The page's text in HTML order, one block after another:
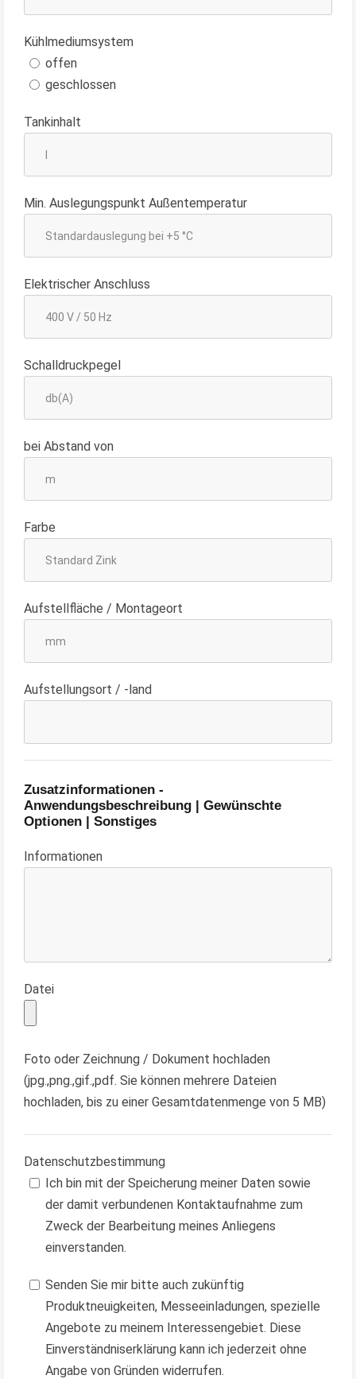
Kühlmediumsystem
offen
geschlossen
Tankinhalt
Min. Auslegungspunkt Außentemperatur
Elektrischer Anschluss
Schalldruckpegel
bei Abstand von
Farbe
Aufstellfläche / Montageort
Aufstellungsort / -land
Zusatzinformationen -
Anwendungsbeschreibung | Gewünschte
Optionen | Sonstiges
Informationen
Datei
Foto oder Zeichnung / Dokument hochladen
(jpg.,png.,gif.,pdf. Sie können mehrere Dateien
hochladen, bis zu einer Gesamtdatenmenge von 5 MB)
Datenschutzbestimmung
Ich bin mit der Speicherung meiner Daten sowie
der damit verbundenen Kontaktaufnahme zum
Zweck der Bearbeitung meines Anliegens
einverstanden.
Senden Sie mir bitte auch zukünftig
Produktneuigkeiten, Messeeinladungen, spezielle
Angebote zu meinem Interessengebiet. Diese
Einverständniserklärung kann ich jederzeit ohne
Angabe von Gründen widerrufen.